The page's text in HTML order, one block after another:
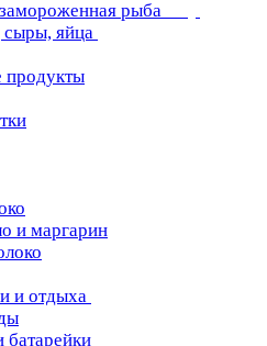
рыба
яйца
продукты
и маргарин
и отдыха